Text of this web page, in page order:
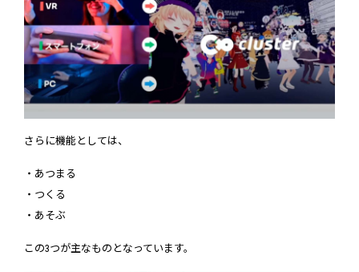
さらに機能としては、
・あつまる
・つくる
・あそぶ
この3つが主なものとなっています。